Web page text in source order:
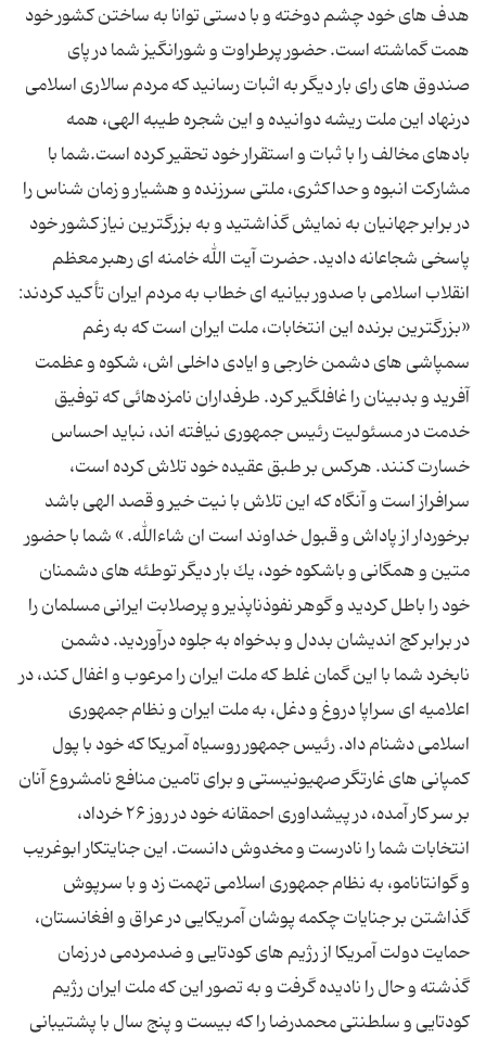
هدف های خود چشم دوخته و با دستی توانا به ساختن كشور خود
همت گماشته است. حضور پرطراوت و شورانگیز شما در پای
صندوق های رای بار دیگر به اثبات رسانید كه مردم سالاری اسلامی
درنهاد این ملت ریشه دوانیده و این شجره طیبه الهی، همه
بادهای مخالف را با ثبات و استقرار خود تحقیر كرده است.شما با
مشاركت انبوه و حداكثری، ملتی سرزنده و هشیار و زمان شناس را
در برابر جهانیان به نمایش گذاشتید و به بزرگترین نیاز كشور خود
پاسخی شجاعانه دادید. حضرت آیت الله خامنه ای رهبر معظم
انقلاب اسلامی با صدور بیانیه ای خطاب به مردم ایران تأكید كردند:
«بزرگترین برنده این انتخابات، ملت ایران است كه به رغم
سمپاشی های دشمن خارجی و ایادی داخلی اش، شكوه و عظمت
آفرید و بدبینان را غافلگیر كرد. طرفداران نامزدهائی كه توفیق
خدمت در مسئولیت رئیس جمهوری نیافته اند، نباید احساس
خسارت كنند. هركس بر طبق عقیده خود تلاش كرده است،
سرافراز است و آنگاه كه این تلاش با نیت خیر و قصد الهی باشد
برخوردار از پاداش و قبول خداوند است ان شاءالله. » شما با حضور
متین و همگانی و باشكوه خود، یك بار دیگر توطئه های دشمنان
خود را باطل كردید و گوهر نفوذناپذیر و پرصلابت ایرانی مسلمان را
در برابر كج اندیشان بددل و بدخواه به جلوه درآوردید. دشمن
نابخرد شما با این گمان غلط كه ملت ایران را مرعوب و اغفال كند، در
اعلامیه ای سراپا دروغ و دغل، به ملت ایران و نظام جمهوری
اسلامی دشنام داد. رئیس جمهور روسیاه آمریكا كه خود با پول
كمپانی های غارتگر صهیونیستی و برای تامین منافع نامشروع آنان
بر سر كار آمده، در پیشداوری احمقانه خود در روز ۲۶ خرداد،
انتخابات شما را نادرست و مخدوش دانست. این جنایتكار ابوغریب
و گوانتانامو، به نظام جمهوری اسلامی تهمت زد و با سرپوش
گذاشتن بر جنایات چكمه پوشان آمریكایی در عراق و افغانستان،
حمایت دولت آمریكا از رژیم های كودتایی و ضدمردمی در زمان
گذشته و حال را نادیده گرفت و به تصور این كه ملت ایران رژیم
كودتایی و سلطنتی محمدرضا را كه بیست و پنج سال با پشتیبانی